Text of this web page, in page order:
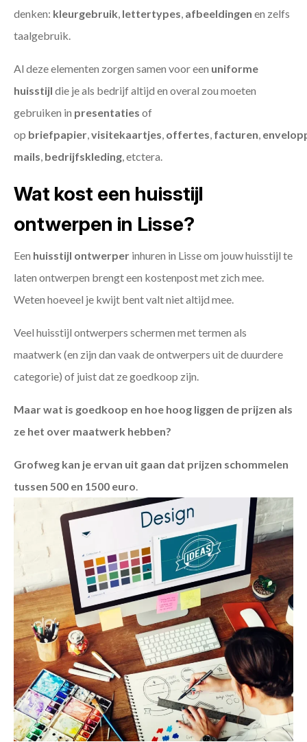
denken: kleurgebruik, lettertypes, afbeeldingen en zelfs
taalgebruik.
Al deze elementen zorgen samen voor een uniforme
huisstijl die je als bedrijf altijd en overal zou moeten
gebruiken in presentaties of
op briefpapier,visitekaartjes, offertes, facturen,
mails, bedrijfskleding, etctera.
Wat kost een huisstijl
ontwerpen in Lisse?
Een huisstijl ontwerper inhuren in Lisse om jouw huisstijl te
laten ontwerpen brengt een kostenpost met zich mee.
Weten hoeveel je kwijt bent valt niet altijd mee.
Veel huisstijl ontwerpers schermen met termen als
maatwerk (en zijn dan vaak de ontwerpers uit de duurdere
categorie) of juist dat ze goedkoop zijn.
Maar wat is goedkoop en hoe hoog liggen de prijzen als
ze het over maatwerk hebben?
Grofweg kan je ervan uit gaan dat prijzen schommelen
tussen 500 en 1500 euro.